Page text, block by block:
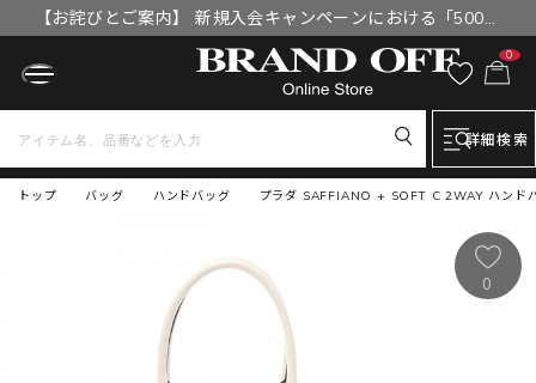
【お詫びとご案内】 新規入会キャンペーンにおける「500円
OFFクーポン」付与漏れと補填について
0
詳細検索
トップ プラダ SAFFIANO + SOFT C 2WAY ハンド
バッグ ハンドバッグ
0